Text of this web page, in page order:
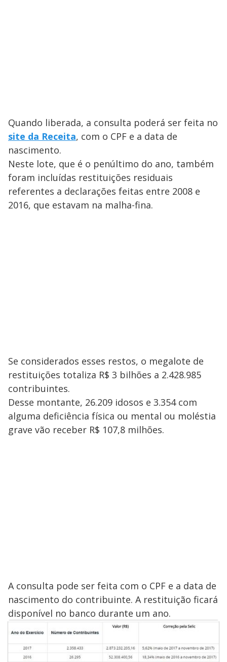
Quando liberada, a consulta poderá ser feita no
site da Receita, com o CPF e a data de
nascimento.
Neste lote, que é o penúltimo do ano, também
foram incluídas restituições residuais
referentes a declarações feitas entre 2008 e
2016, que estavam na malha-fina.
Se considerados esses restos, o megalote de
restituições totaliza R$ 3 bilhões a 2.428.985
contribuintes.
Desse montante, 26.209 idosos e 3.354 com
alguma deficiência física ou mental ou moléstia
grave vão receber R$ 107,8 milhões.
A consulta pode ser feita com o CPF e a data de
nascimento do contribuinte. A restituição ficará
disponível no banco durante um ano.